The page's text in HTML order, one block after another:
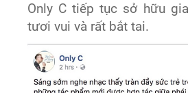
Only C tiếp tục sở hữu
tươi vui và rất bắt tai.